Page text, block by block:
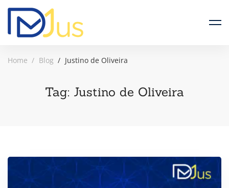
Home Blog Justino de Oliveira
Tag: Justino de Oliveira